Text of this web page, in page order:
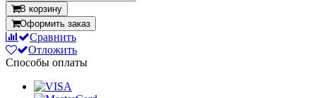
В корзину
Оформить заказ
Сравнить
Отложить
Способы оплаты